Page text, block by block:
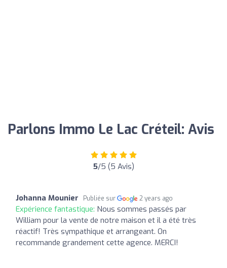
Parlons Immo Le Lac Créteil: Avis
5/5 (5 Avis)
Johanna Mounier Publiée sur 2 years ago
Expérience fantastique: Nous sommes passés par
William pour la vente de notre maison et il a été très
réactif! Très sympathique et arrangeant. On
recommande grandement cette agence. MERCI!